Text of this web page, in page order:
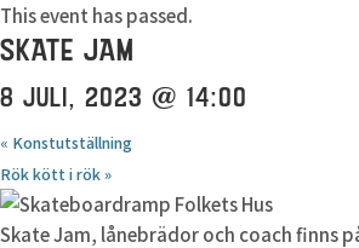
This event has passed.
SKATE JAM
8 JULI, 2023 @ 14:00
« Konstutställning
Rök kött i rök»
Skate Jam, lånebrädor och coach finns